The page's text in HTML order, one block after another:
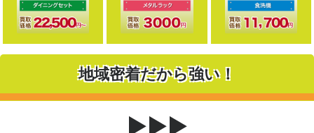
地域密着だから強い！
▶▶▶